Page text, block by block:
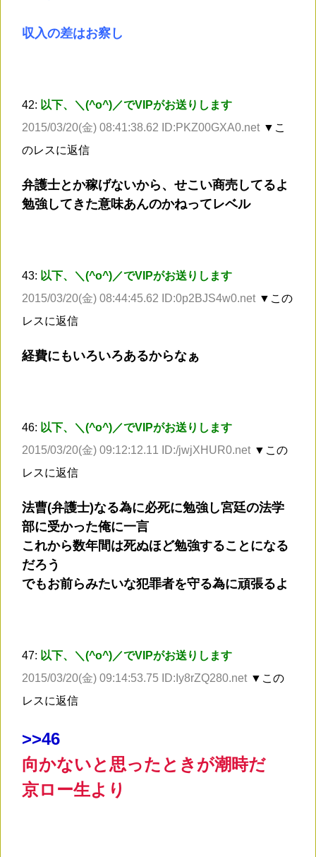
収入の差はお察し
42: 以下、＼(^o^)／でVIPがお送りします
2015/03/20(金) 08:41:38.62 ID:PKZ00GXA0.net ▼こ
のレスに返信
弁護士とか稼げないから、せこい商売してるよ
勉強してきた意味あんのかねってレベル
43: 以下、＼(^o^)／でVIPがお送りします
2015/03/20(金) 08:44:45.62 ID:0p2BJS4w0.net ▼この
レスに返信
経費にもいろいろあるからなぁ
46: 以下、＼(^o^)／でVIPがお送りします
2015/03/20(金) 09:12:12.11 ID:/jwjXHUR0.net ▼この
レスに返信
法曹(弁護士)なる為に必死に勉強し宮廷の法学
部に受かった俺に一言
これから数年間は死ぬほど勉強することになる
だろう
でもお前らみたいな犯罪者を守る為に頑張るよ
47: 以下、＼(^o^)／でVIPがお送りします
2015/03/20(金) 09:14:53.75 ID:Iy8rZQ280.net ▼この
レスに返信
>>46
向かないと思ったときが潮時だ
京ロー生より